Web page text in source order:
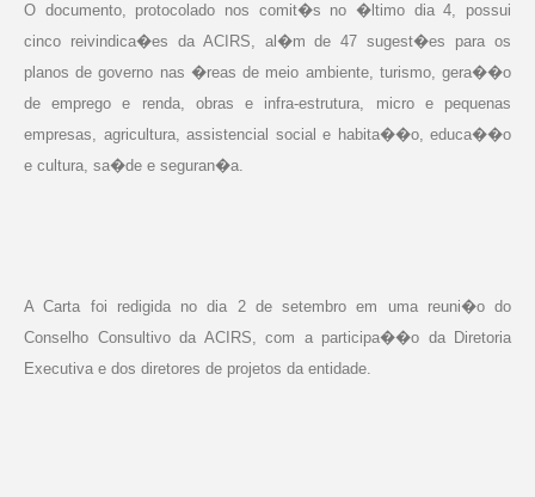
O documento, protocolado nos comit�s no �ltimo dia 4, possui
cinco reivindica�es da ACIRS, al�m de 47 sugest�es para os
planos de governo nas �reas de meio ambiente, turismo, gera��o
de emprego e renda, obras e infra-estrutura, micro e pequenas
empresas, agricultura, assistencial social e habita��o, educa��o
e cultura, sa�de e seguran�a.
A Carta foi redigida no dia 2 de setembro em uma reuni�o do
Conselho Consultivo da ACIRS, com a participa��o da Diretoria
Executiva e dos diretores de projetos da entidade.